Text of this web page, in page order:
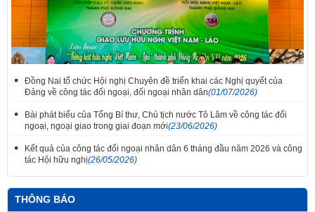
Đồng Nai tổ chức Hội nghị Chuyên đề triển khai các Nghị quyết của
Đảng về công tác đối ngoại, đối ngoại nhân dân(01/07/2026)
Bài phát biểu của Tổng Bí thư, Chủ tịch nước Tô Lâm về công tác đối
ngoại, ngoại giao trong giai đoạn mới(23/06/2026)
Kết quả của công tác đối ngoại nhân dân 6 tháng đầu năm 2026 và công
tác Hội hữu nghị(26/05/2026)
THÔNG BÁO